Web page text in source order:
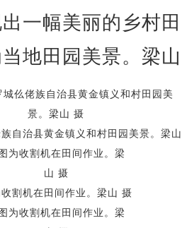
一幅美丽的乡村
地田园美景。梁
自治县黄金镇义和村田园美景。梁
收割机在田间作业。梁山 摄